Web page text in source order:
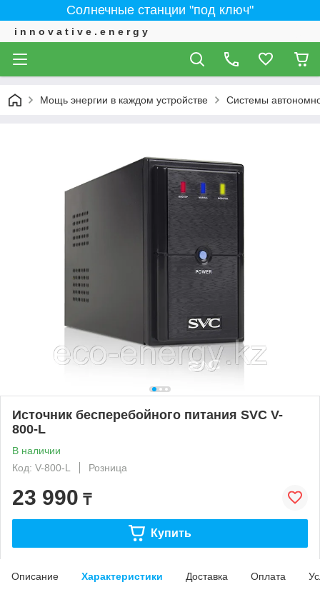
Солнечные станции "под ключ"
i n n o v a t i v e . e n e r g y
Мощь энергии в каждом устройстве Системы
Источник бесперебойного питания SVC V-
800-L
В наличии
Код: V-800-L
Розница
23 990 ₸
Купить
Описание Характеристики Доставка Оплата